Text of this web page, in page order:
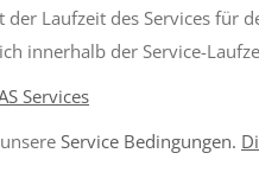
der Laufzeit des Services für
innerhalb der Service-
Services
Service Bedingungen.